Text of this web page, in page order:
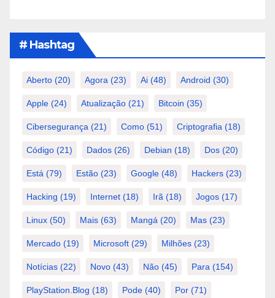
# Hashtag
Aberto (20) Agora (23) Ai (48) Android (30)
Apple (24) Atualização (21) Bitcoin (35)
Cibersegurança (21) Como (51) Criptografia (18)
Código (21) Dados (26) Debian (18) Dos (20)
Está (79) Estão (23) Google (48) Hackers (23)
Hacking (19) Internet (18) Irã (18) Jogos (17)
Linux (50) Mais (63) Mangá (20) Mas (23)
Mercado (19) Microsoft (29) Milhões (23)
Notícias (22) Novo (43) Não (45) Para (154)
PlayStation.Blog (18) Pode (40) Por (71)